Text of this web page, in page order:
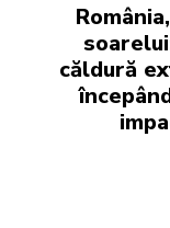
căldură